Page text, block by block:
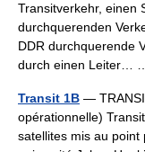
Transitverkehr, einen
durchquerenden
DDR durchquerende
durch einen Leiter…
Transit 1B —
opérationnelle)
satellites mis au point